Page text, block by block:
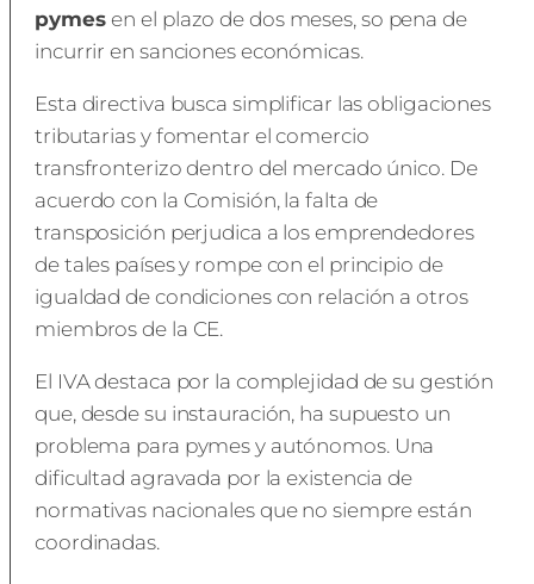
pymesen el plazo de dos meses, so pena de
incurrir en sanciones económicas.
Esta directiva busca simplificar las obligaciones
tributarias y fomentar el comercio
transfronterizo dentro del mercado único. De
acuerdo con la Comisión, la falta de
transposición perjudica a los emprendedores
de tales países y rompe con el principio de
igualdad de condiciones con relación a otros
miembros de la CE.
El IVA destaca por la complejidad de su gestión
que, desde su instauración, ha supuesto un
problema para pymes y autónomos. Una
dificultad agravada por la existencia de
normativas nacionales que no siempre están
coordinadas.